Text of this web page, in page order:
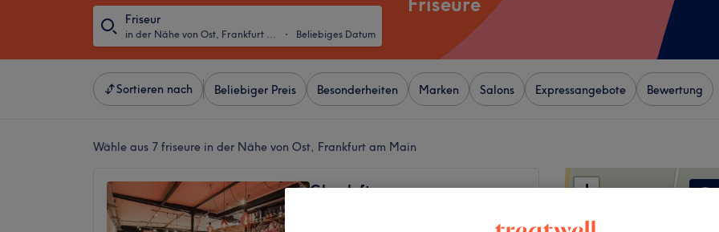
Friseur
in der Nähe von Ost, Frankfurt am Main ・ Beliebiges Datum
Sortieren nach Beliebiger Preis Besonderheiten Marken Salons Expressangebote Bewertung
Wähle aus 7 friseure in der Nähe von Ost, Frankfurt am Main
Glamloft
+